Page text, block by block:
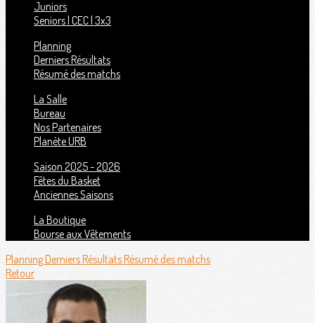
Juniors
Seniors | CEC | 3x3
Planning
Derniers Résultats
Résumé des matchs
La Salle
Bureau
Nos Partenaires
Planète URB
Saison 2025 - 2026
Fêtes du Basket
Anciennes Saisons
La Boutique
Bourse aux Vêtements
PlanningDerniers RésultatsRésumé des matchs
Retour